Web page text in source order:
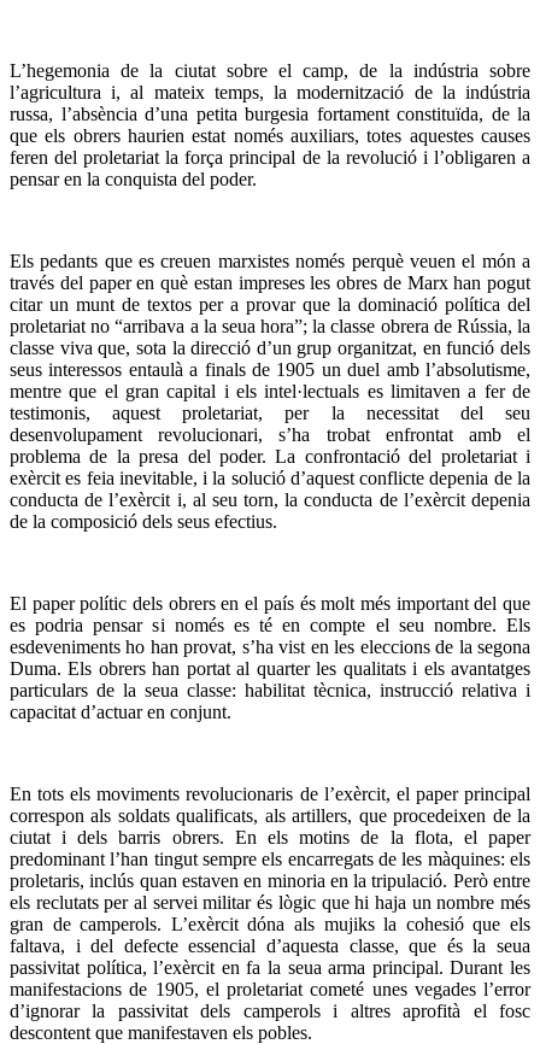
L’hegemonia de la ciutat sobre el camp, de la indústria sobre
l’agricultura i, al mateix temps, la modernització de la indústria
russa, l’absència d’una petita burgesia fortament constituïda, de la
que els obrers haurien estat només auxiliars, totes aquestes causes
feren del proletariat la força principal de la revolució i l’obligaren a
pensar en la conquista del poder.
Els pedants que es creuen marxistes només perquè veuen el món a
través del paper en què estan impreses les obres de Marx han pogut
citar un munt de textos per a provar que la dominació política del
proletariat no “arribava a la seua hora”; la classe obrera de Rússia, la
classe viva que, sota la direcció d’un grup organitzat, en funció dels
seus interessos entaulà a finals de 1905 un duel amb l’absolutisme,
mentre que el gran capital i els intel·lectuals es limitaven a fer de
testimonis, aquest proletariat, per la necessitat del seu
desenvolupament revolucionari, s’ha trobat enfrontat amb el
problema de la presa del poder. La confrontació del proletariat i
exèrcit es feia inevitable, i la solució d’aquest conflicte depenia de la
conducta de l’exèrcit i, al seu torn, la conducta de l’exèrcit depenia
de la composició dels seus efectius.
El paper polític dels obrers en el país és molt més important del que
es podria pensar si només es té en compte el seu nombre. Els
esdeveniments ho han provat, s’ha vist en les eleccions de la segona
Duma. Els obrers han portat al quarter les qualitats i els avantatges
particulars de la seua classe: habilitat tècnica, instrucció relativa i
capacitat d’actuar en conjunt.
En tots els moviments revolucionaris de l’exèrcit, el paper principal
correspon als soldats qualificats, als artillers, que procedeixen de la
ciutat i dels barris obrers. En els motins de la flota, el paper
predominant l’han tingut sempre els encarregats de les màquines: els
proletaris, inclús quan estaven en minoria en la tripulació. Però entre
els reclutats per al servei militar és lògic que hi haja un nombre més
gran de camperols. L’exèrcit dóna als mujiks la cohesió que els
faltava, i del defecte essencial d’aquesta classe, que és la seua
passivitat política, l’exèrcit en fa la seua arma principal. Durant les
manifestacions de 1905, el proletariat cometé unes vegades l’error
d’ignorar la passivitat dels camperols i altres aprofità el fosc
descontent que manifestaven els pobles.